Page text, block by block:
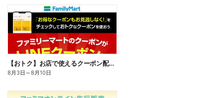
【おトク】お店で使えるクーポン配信中
8月3日 ～8月10日